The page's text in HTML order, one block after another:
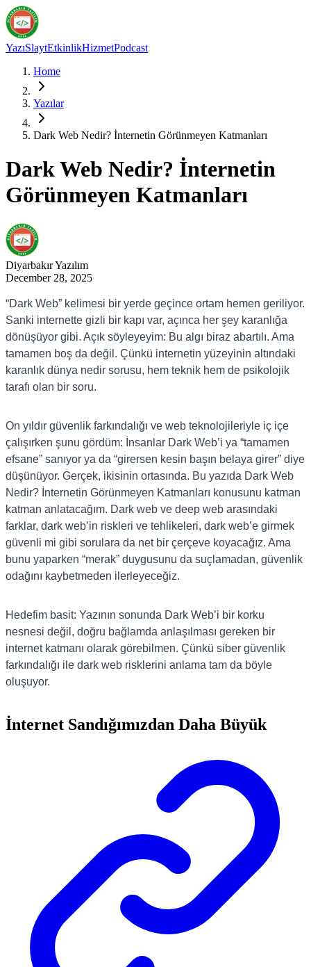
YazıSlaytEtkinlikHizmetPodcast
Home
Yazılar
Dark Web Nedir? İnternetin Görünmeyen Katmanları
Dark Web Nedir? İnternetin
Görünmeyen Katmanları
DiyarbakırYazılım
December 28, 2025
“Dark Web” kelimesi bir yerde geçince ortam hemen geriliyor.
Sanki internette gizli bir kapı var, açınca her şey karanlığa
dönüşüyor gibi. Açık söyleyeyim: Bu algı biraz abartılı. Ama
tamamen boş da değil. Çünkü internetin yüzeyinin altındaki
karanlık dünya nedir sorusu, hem teknik hem de psikolojik
tarafı olan bir soru.
On yıldır güvenlik farkındalığı ve web teknolojileriyle iç içe
çalışırken şunu gördüm: İnsanlar Dark Web’i ya “tamamen
efsane” sanıyor ya da “girersen kesin başın belaya girer” diye
düşünüyor. Gerçek, ikisinin ortasında. Bu yazıda Dark Web
Nedir? İnternetin Görünmeyen Katmanları konusunu katman
katman anlatacağım. Dark web ve deep web arasındaki
farklar, dark web’in riskleri ve tehlikeleri, dark web’e girmek
güvenli mi gibi sorulara da net bir çerçeve koyacağız. Ama
bunu yaparken “merak” duygusunu da suçlamadan, güvenlik
odağını kaybetmeden ilerleyeceğiz.
Hedefim basit: Yazının sonunda Dark Web’i bir korku
nesnesi değil, doğru bağlamda anlaşılması gereken bir
internet katmanı olarak görebilmen. Çünkü siber güvenlik
farkındalığı ile dark web risklerini anlama tam da böyle
oluşuyor.
İnternet Sandığımızdan Daha Büyük